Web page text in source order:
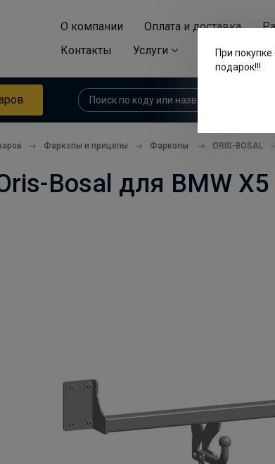
О компании Оплата и доставка
Контакты
Услуги Аренда
Фаркопы и прицепы Фаркопы ORIS-BOSAL
Bosal для BMW
При
подарок!!!